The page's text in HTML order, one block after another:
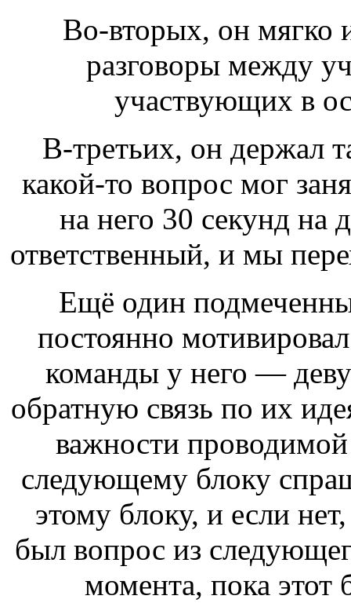
Во-вторых, он мягко
разговоры между
участвующих в
В-третьих, он держал
какой-то вопрос мог
на него 30 секунд на
ответственный, и мы
Ещё один
постоянно
команды у него —
обратную связь по их
важности
следующему блоку
этому блоку, и если
был вопрос из
момента, пока этот